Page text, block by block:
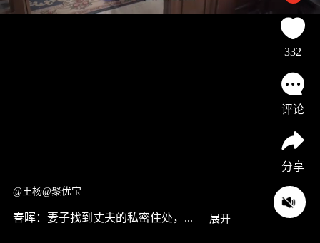
@王杨@聚优宝
春晖：妻子找到丈夫的私密住处，... 展开
332
评论
分享